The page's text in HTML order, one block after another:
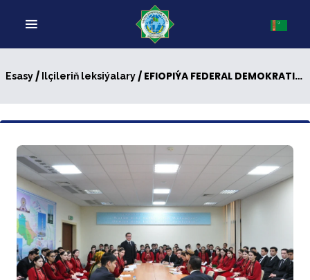
Esasy/ Ilçileriň leksiýalary/ EFIOPIÝA FEDERAL DEMOKRATIK RESPUBLIKASYNYŇ TÜRKMENISTANDAKY ADATDAN DAŞARY WE DOLY YGTYÝARLY ILÇISINIŇ GATNAŞMAGYNDA UMUMY OKUW SAPAGY GEÇIRILDI